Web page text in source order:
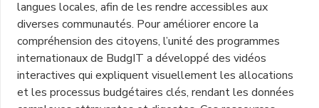
langues locales, afin de les rendre accessibles aux
diverses communautés. Pour améliorer encore la
compréhension des citoyens, l’unité des programmes
internationaux de BudgIT a développé des vidéos
interactives qui expliquent visuellement les allocations
et les processus budgétaires clés, rendant les données